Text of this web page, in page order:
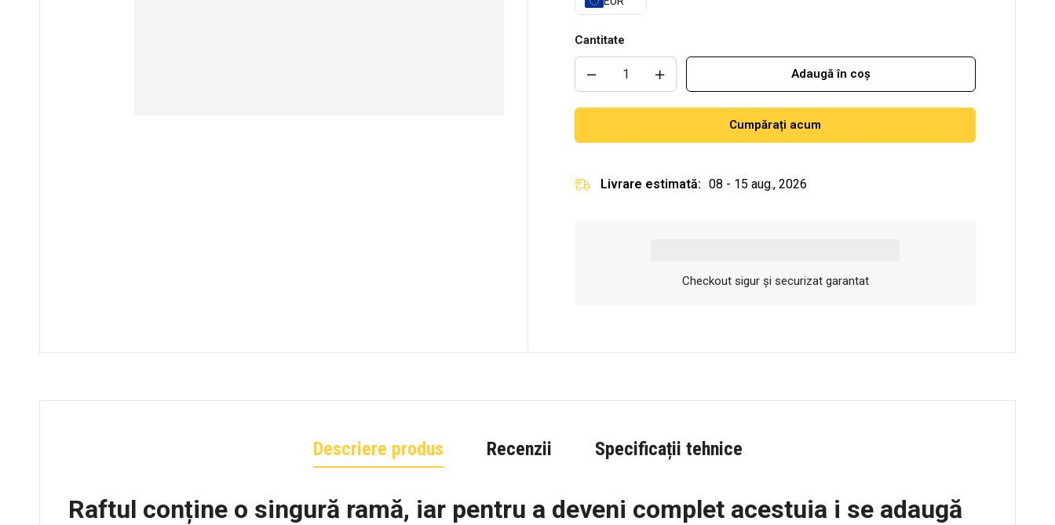
Cantitate
Adaugă în coș
Cumpărați acum
Livrare estimată: 08 - 15 aug., 2026
Checkout sigur și securizat garantat
Descriere produs Recenzii Specificații tehnice
Raftul conține o singură ramă, iar pentru a deveni complet acestuia i se adaugă